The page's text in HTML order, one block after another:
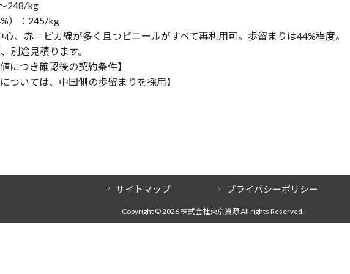
248/kg
）：245/kg
心、赤＝ピカ線が多く且つビニールがすべて再利用可。歩留まりは44%程度。
別途見積ります。
につき確認後の契約条件】
ついては、中国側の歩留まりを採用】
サイトマップ プライバシーポリシー
Copyright © 2026 株式会社東京資源 All rights Reserved.